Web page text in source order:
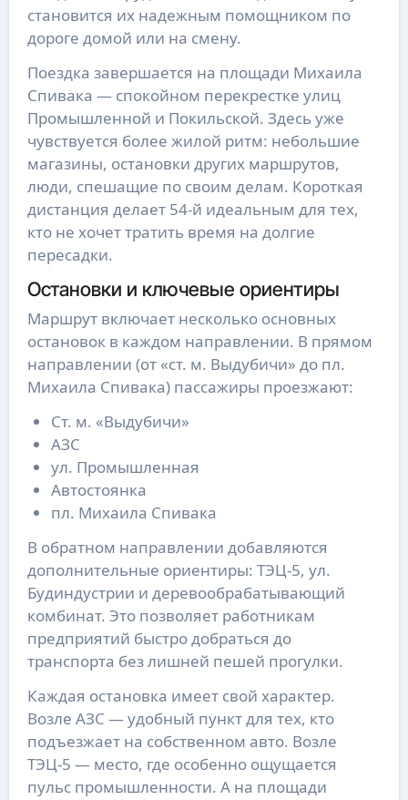
становится их надежным помощником по
дороге домой или на смену.
Поездка завершается на площади Михаила
Спивака — спокойном перекрестке улиц
Промышленной и Покильской. Здесь уже
чувствуется более жилой ритм: небольшие
магазины, остановки других маршрутов,
люди, спешащие по своим делам. Короткая
дистанция делает 54-й идеальным для тех,
кто не хочет тратить время на долгие
пересадки.
Остановки и ключевые ориентиры
Маршрут включает несколько основных
остановок в каждом направлении. В прямом
направлении (от «ст. м. Выдубичи» до пл.
Михаила Спивака) пассажиры проезжают:
Ст. м. «Выдубичи»
АЗС
ул. Промышленная
Автостоянка
пл. Михаила Спивака
В обратном направлении добавляются
дополнительные ориентиры: ТЭЦ-5, ул.
Будиндустрии и деревообрабатывающий
комбинат. Это позволяет работникам
предприятий быстро добраться до
транспорта без лишней пешей прогулки.
Каждая остановка имеет свой характер.
Возле АЗС — удобный пункт для тех, кто
подъезжает на собственном авто. Возле
ТЭЦ-5 — место, где особенно ощущается
пульс промышленности. А на площади